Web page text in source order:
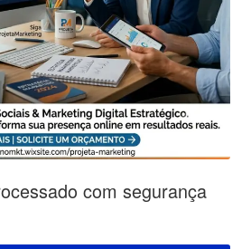
com segurança